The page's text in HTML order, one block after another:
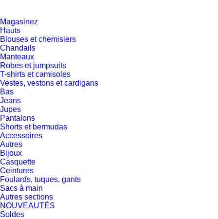
Magasinez
Hauts
Blouses et chemisiers
Chandails
Manteaux
Robes et jumpsuits
T-shirts et camisoles
Vestes, vestons et cardigans
Bas
Jeans
Jupes
Pantalons
Shorts et bermudas
Accessoires
Autres
Bijoux
Casquette
Ceintures
Foulards, tuques, gants
Sacs à main
Autres sections
NOUVEAUTÉS
Soldes